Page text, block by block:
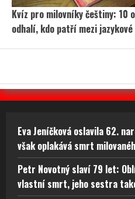
Kvíz pro milovníky češtiny: 10
odhalí, kdo patří mezi
Eva Jeníčková oslavila 62.
však oplakává smrt
Petr Novotný slaví 79 let:
vlastní smrt, jeho sestra